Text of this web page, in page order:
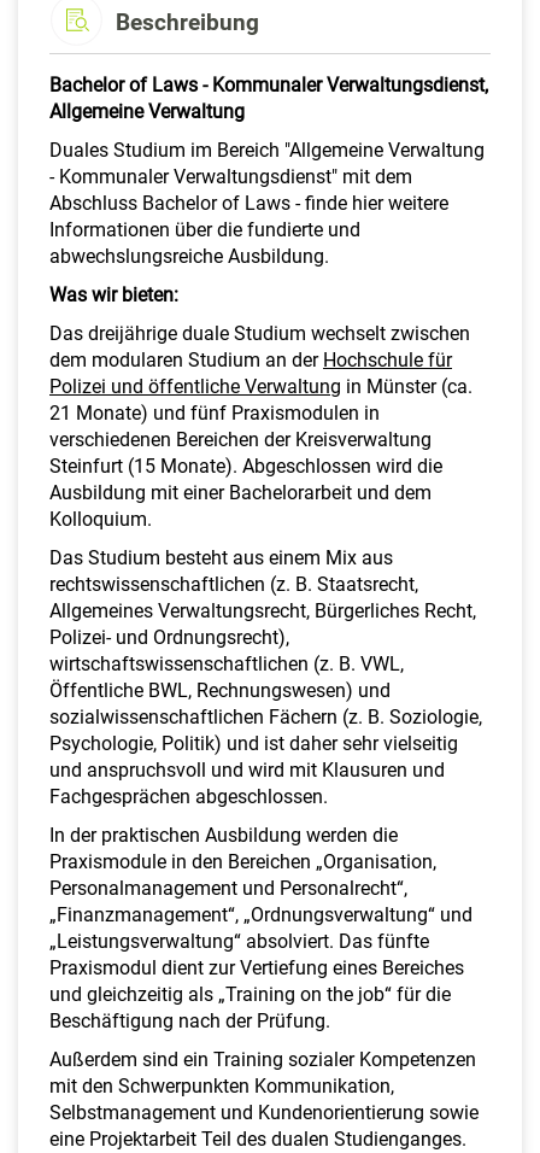
Beschreibung
Bachelor of Laws - Kommunaler Verwaltungsdienst,
Allgemeine Verwaltung
Duales Studium im Bereich "Allgemeine Verwaltung
- Kommunaler Verwaltungsdienst" mit dem
Abschluss Bachelor of Laws - finde hier weitere
Informationen über die fundierte und
abwechslungsreiche Ausbildung.
Was wir bieten:
Das dreijährige duale Studium wechselt zwischen
dem modularen Studium an der Hochschule für
Polizei und öffentliche Verwaltung in Münster (ca.
21 Monate) und fünf Praxismodulen in
verschiedenen Bereichen der Kreisverwaltung
Steinfurt (15 Monate). Abgeschlossen wird die
Ausbildung mit einer Bachelorarbeit und dem
Kolloquium.
Das Studium besteht aus einem Mix aus
rechtswissenschaftlichen (z. B. Staatsrecht,
Allgemeines Verwaltungsrecht, Bürgerliches Recht,
Polizei- und Ordnungsrecht),
wirtschaftswissenschaftlichen (z. B. VWL,
Öffentliche BWL, Rechnungswesen) und
sozialwissenschaftlichen Fächern (z. B. Soziologie,
Psychologie, Politik) und ist daher sehr vielseitig
und anspruchsvoll und wird mit Klausuren und
Fachgesprächen abgeschlossen.
In der praktischen Ausbildung werden die
Praxismodule in den Bereichen „Organisation,
Personalmanagement und Personalrecht“,
„Finanzmanagement“, „Ordnungsverwaltung“ und
„Leistungsverwaltung“ absolviert. Das fünfte
Praxismodul dient zur Vertiefung eines Bereiches
und gleichzeitig als „Training on the job“ für die
Beschäftigung nach der Prüfung.
Außerdem sind ein Training sozialer Kompetenzen
mit den Schwerpunkten Kommunikation,
Selbstmanagement und Kundenorientierung sowie
eine Projektarbeit Teil des dualen Studienganges.